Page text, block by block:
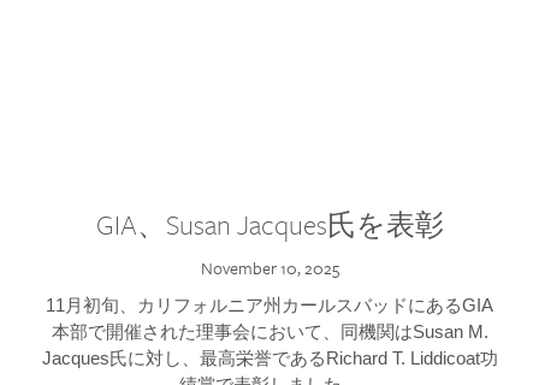
GIA、Susan Jacques氏を表彰
November 10, 2025
11月初旬、カリフォルニア州カールスバッドにあるGIA
本部で開催された理事会において、同機関はSusan M.
Jacques氏に対し、最高栄誉であるRichard T. Liddicoat功